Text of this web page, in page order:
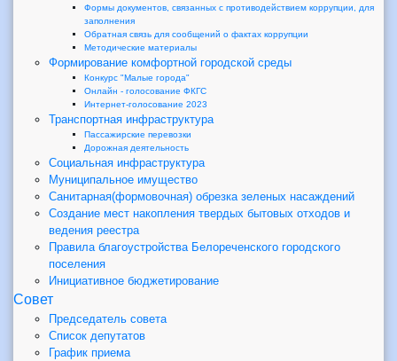
Формы документов, связанных с противодействием коррупции, для
заполнения
Обратная связь для сообщений о фактах коррупции
Методические материалы
Формирование комфортной городской среды
Конкурс "Малые города"
Онлайн - голосование ФКГС
Интернет-голосование 2023
Транспортная инфраструктура
Пассажирские перевозки
Дорожная деятельность
Социальная инфраструктура
Муниципальное имущество
Санитарная(формовочная) обрезка зеленых насаждений
Создание мест накопления твердых бытовых отходов и
ведения реестра
Правила благоустройства Белореченского городского
поселения
Инициативное бюджетирование
Совет
Председатель совета
Список депутатов
График приема